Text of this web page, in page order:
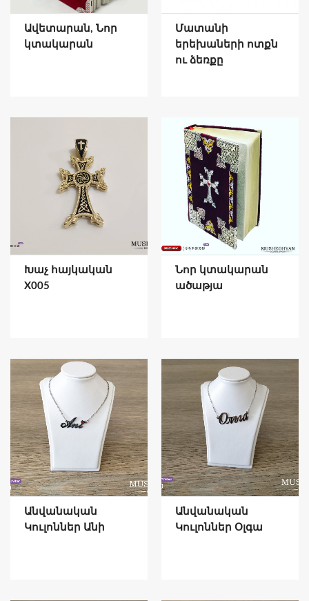
Ավետարան, Նոր
կտակարան
Մատանի
երեխաների ոտքն
ու ձեռքը
Խաչ հայկական
X005
Նոր կտակարան
ածաթյա
Անվանական
Կուլոններ Անի
Անվանական
Կուլոններ Օլգա